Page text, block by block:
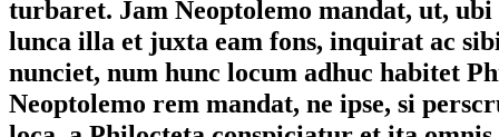
turbaret. Jam Neoptolemo mandat, ut, ubi
lunca illa et juxta eam fons, inquirat ac
nunciet, num hunc locum adhuc habitet
Neoptolemo rem mandat, ne ipse, si